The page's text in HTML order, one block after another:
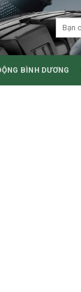
BÌNH DƯƠNG